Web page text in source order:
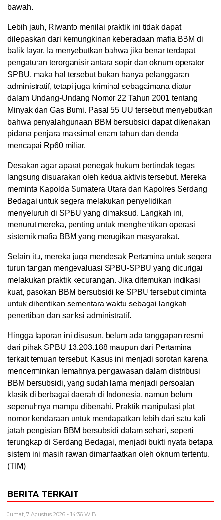
bawah.
Lebih jauh, Riwanto menilai praktik ini tidak dapat
dilepaskan dari kemungkinan keberadaan mafia BBM di
balik layar. Ia menyebutkan bahwa jika benar terdapat
pengaturan terorganisir antara sopir dan oknum operator
SPBU, maka hal tersebut bukan hanya pelanggaran
administratif, tetapi juga kriminal sebagaimana diatur
dalam Undang-Undang Nomor 22 Tahun 2001 tentang
Minyak dan Gas Bumi. Pasal 55 UU tersebut menyebutkan
bahwa penyalahgunaan BBM bersubsidi dapat dikenakan
pidana penjara maksimal enam tahun dan denda
mencapai Rp60 miliar.
Desakan agar aparat penegak hukum bertindak tegas
langsung disuarakan oleh kedua aktivis tersebut. Mereka
meminta Kapolda Sumatera Utara dan Kapolres Serdang
Bedagai untuk segera melakukan penyelidikan
menyeluruh di SPBU yang dimaksud. Langkah ini,
menurut mereka, penting untuk menghentikan operasi
sistemik mafia BBM yang merugikan masyarakat.
Selain itu, mereka juga mendesak Pertamina untuk segera
turun tangan mengevaluasi SPBU-SPBU yang dicurigai
melakukan praktik kecurangan. Jika ditemukan indikasi
kuat, pasokan BBM bersubsidi ke SPBU tersebut diminta
untuk dihentikan sementara waktu sebagai langkah
penertiban dan sanksi administratif.
Hingga laporan ini disusun, belum ada tanggapan resmi
dari pihak SPBU 13.203.188 maupun dari Pertamina
terkait temuan tersebut. Kasus ini menjadi sorotan karena
mencerminkan lemahnya pengawasan dalam distribusi
BBM bersubsidi, yang sudah lama menjadi persoalan
klasik di berbagai daerah di Indonesia, namun belum
sepenuhnya mampu dibenahi. Praktik manipulasi plat
nomor kendaraan untuk mendapatkan lebih dari satu kali
jatah pengisian BBM bersubsidi dalam sehari, seperti
terungkap di Serdang Bedagai, menjadi bukti nyata betapa
sistem ini masih rawan dimanfaatkan oleh oknum tertentu.
(TIM)
BERITA TERKAIT
Jumat, 7 Agustus 2026 - 14:36 WIB